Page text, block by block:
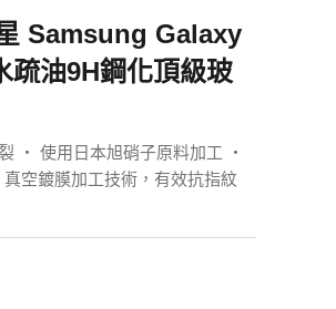
Samsung Galaxy
油9H鋼化頂級玻
‧ 使用日本旭硝子原料加工 ‧
空鍍膜加工技術，有效抗指紋